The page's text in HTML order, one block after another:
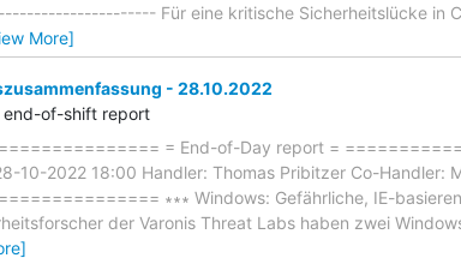
Für eine kritische Sicherheitslücke in
More]
- 28.10.2022
end-of-shift report
= End-of-Day report =
10-2022 18:00 Handler: Thomas Pribitzer Co-
∗∗∗ Windows: Gefährliche, IE-
der Varonis Threat Labs haben zwei